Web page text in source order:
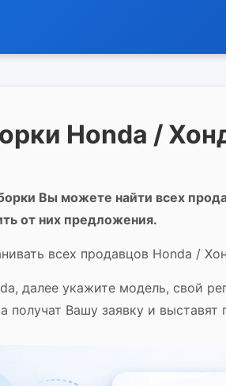
Honda /
Вы можете найти всех
от них предложения.
всех продавцов Honda /
далее укажите модель, свой
получат Вашу заявку и выставят